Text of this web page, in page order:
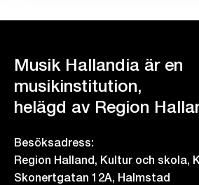
Musik Hallandia är en
musikinstitution,
helägd av Region
Besöksadress:
Region Halland, Kultur och skola,
Skonertgatan 12A, Halmstad